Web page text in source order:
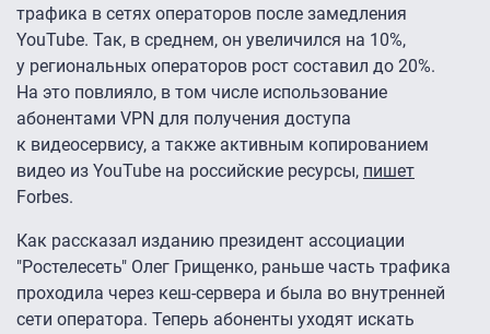
трафика в сетях операторов после замедления
YouTube. Так, в среднем, он увеличился на 10%,
у региональных операторов рост составил до 20%.
На это повлияло, в том числе использование
абонентами VPN для получения доступа
к видеосервису, а также активным копированием
видео из YouTube на российские ресурсы, пишет
Forbes.
Как рассказал изданию президент ассоциации
"Ростелесеть" Олег Грищенко, раньше часть трафика
проходила через кеш-сервера и была во внутренней
сети оператора. Теперь абоненты уходят искать